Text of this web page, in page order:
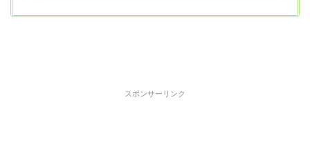
スポンサーリンク